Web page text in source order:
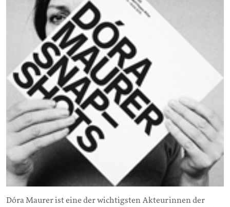
Dóra Maurer ist eine der wichtigsten Akteurinnen der